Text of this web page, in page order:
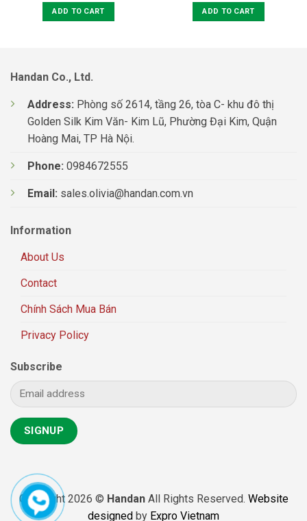
ADD TO CART ADD TO CART
Handan Co., Ltd.
Address: Phòng số 2614, tầng 26, tòa C- khu đô thị
Golden Silk Kim Văn- Kim Lũ, Phường Đại Kim, Quận
Hoàng Mai, TP Hà Nội.
Phone: 0984672555
Email: sales.olivia@handan.com.vn
Information
About Us
Contact
Chính Sách Mua Bán
Privacy Policy
Subscribe
Copyright 2026 © HandanAll Rights Reserved. Website
designed by Expro Vietnam